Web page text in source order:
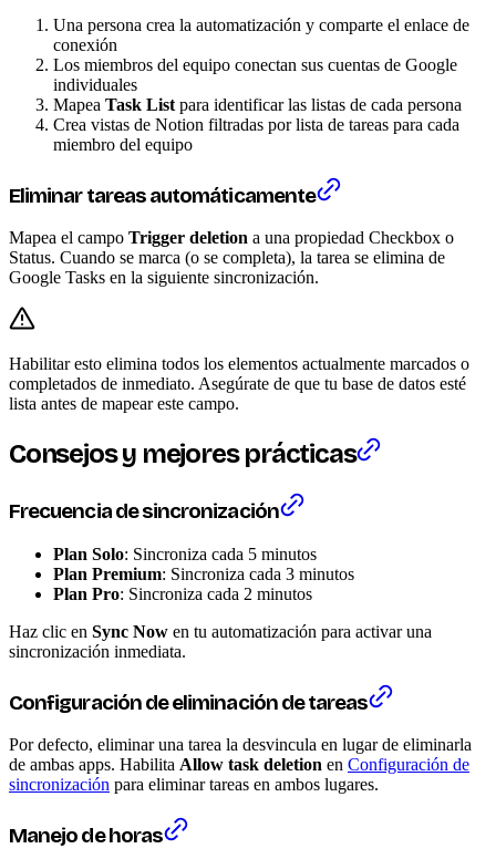
Una persona crea la automatización y comparte el enlace de
conexión
Los miembros del equipo conectan sus cuentas de Google
individuales
Mapea Task List para identificar las listas de cada persona
Crea vistas de Notion filtradas por lista de tareas para cada
miembro del equipo
Eliminar tareas automáticamente
Mapea el campo Trigger deletion a una propiedad Checkbox o
Status. Cuando se marca (o se completa), la tarea se elimina de
Google Tasks en la siguiente sincronización.
Habilitar esto elimina todos los elementos actualmente marcados o
completados de inmediato. Asegúrate de que tu base de datos esté
lista antes de mapear este campo.
Consejos y mejores prácticas
Frecuencia de sincronización
Plan Solo: Sincroniza cada 5 minutos
Plan Premium: Sincroniza cada 3 minutos
Plan Pro: Sincroniza cada 2 minutos
Haz clic en Sync Now en tu automatización para activar una
sincronización inmediata.
Configuración de eliminación de tareas
Por defecto, eliminar una tarea la desvincula en lugar de eliminarla
de ambas apps. Habilita Allow task deletion en Configuración de
sincronización para eliminar tareas en ambos lugares.
Manejo de horas